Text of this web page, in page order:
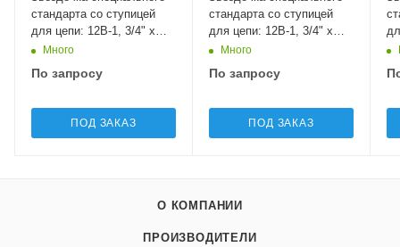
стандарта со ступицей
для цепи: 12B-1, 3/4" x
7/16", Z=22 11SC522 Sati
Много
По запросу
ПОД ЗАКАЗ
стандарта со ступицей
для цепи: 12B-1, 3/4" x
7/16", Z=23 11SD823 Sati
Много
По запросу
ПОД ЗАКАЗ
3/
О КОМПАНИИ
ПРОИЗВОДИТЕЛИ